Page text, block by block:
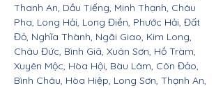
Thanh An, Dầu Tiếng, Minh Thạnh, Châu
Pha, Long Hải, Long Điền, Phước Hải, Đất
Đỏ, Nghĩa Thành, Ngãi Giao, Kim Long,
Châu Đức, Bình Giã, Xuân Sơn, Hồ Tràm,
Xuyên Mộc, Hòa Hội, Bàu Lâm, Côn Đảo,
Bình Châu, Hòa Hiệp, Long Sơn, Thạnh An,